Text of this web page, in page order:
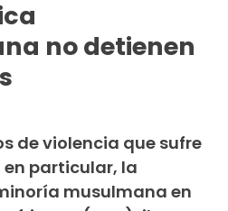
no detienen
de violencia que sufre
particular, la
musulmana en